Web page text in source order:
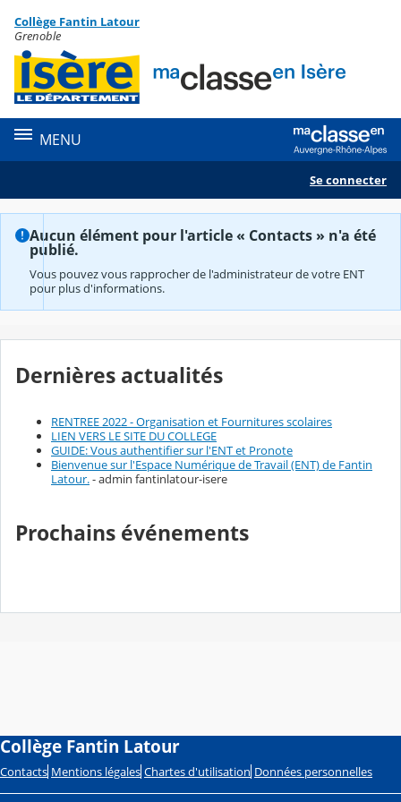
Contenu
Collège Fantin Latour
Grenoble
MENU
Se connecter
Aucun élément pour l'article « Contacts » n'a été
publié.
Vous pouvez vous rapprocher de l'administrateur de votre ENT
pour plus d'informations.
Dernières actualités
RENTREE 2022 - Organisation et Fournitures scolaires
LIEN VERS LE SITE DU COLLEGE
GUIDE: Vous authentifier sur l'ENT et Pronote
Bienvenue sur l'Espace Numérique de Travail (ENT) de Fantin
Latour.- admin fantinlatour-isere
Prochains événements
Collège Fantin Latour
Contacts Mentions légales Chartes d'utilisation Données personnelles